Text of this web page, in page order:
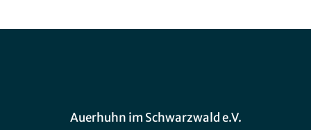
Auerhuhn im Schwarzwald e.V.